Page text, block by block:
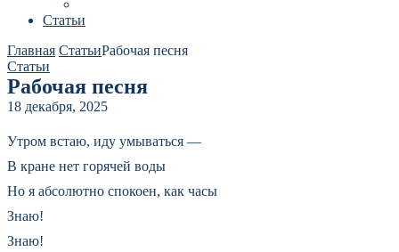
Статьи
Главная СтатьиРабочая песня
Статьи
Рабочая песня
18 декабря, 2025
Утром встаю, иду умываться —
В кране нет горячей воды
Но я абсолютно спокоен, как часы
Знаю!
Знаю!